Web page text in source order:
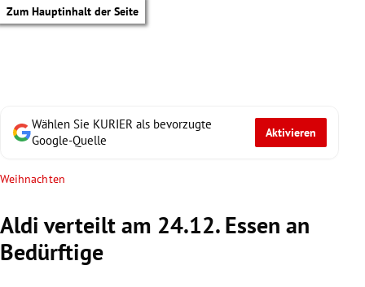
Zum Hauptinhalt der Seite
Wählen Sie KURIER als bevorzugte
Google-Quelle
Aktivieren
Weihnachten
Aldi verteilt am 24.12. Essen an
Bedürftige